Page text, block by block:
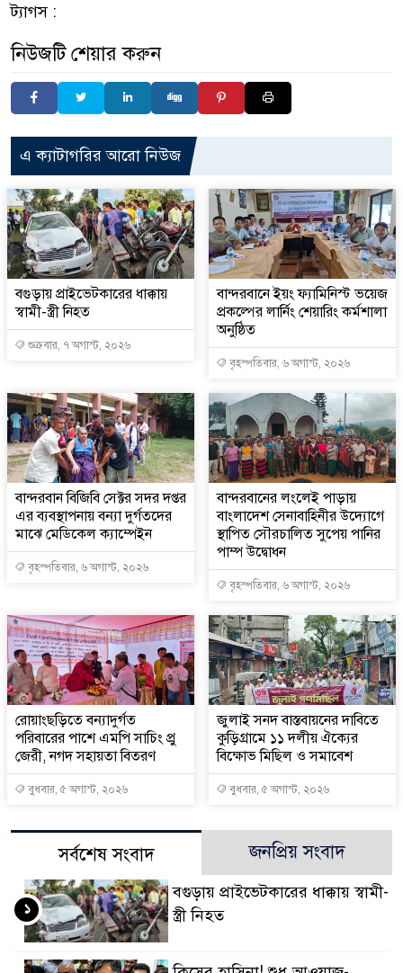
ট্যাগস :
নিউজটি শেয়ার করুন
এ ক্যাটাগরির আরো নিউজ
বগুড়ায় প্রাইভেটকারের ধাক্কায়
স্বামী-স্ত্রী নিহত
শুক্রবার, ৭ অগাস্ট, ২০২৬
বান্দরবানে ইয়ং ফ্যামিনিস্ট ভয়েজ
প্রকল্পের লার্নিং শেয়ারিং কর্মশালা
অনুষ্ঠিত
বৃহস্পতিবার, ৬ অগাস্ট, ২০২৬
বান্দরবান বিজিবি সেক্টর সদর দপ্তর
এর ব্যবস্থাপনায় বন্যা দুর্গতদের
মাঝে মেডিকেল ক্যাম্পেইন
বৃহস্পতিবার, ৬ অগাস্ট, ২০২৬
বান্দরবানের লংলেই পাড়ায়
বাংলাদেশ সেনাবাহিনীর উদ্যোগে
স্থাপিত সৌরচালিত সুপেয় পানির
পাম্প উদ্বোধন
বৃহস্পতিবার, ৬ অগাস্ট, ২০২৬
রোয়াংছড়িতে বন্যাদুর্গত
পরিবারের পাশে এমপি সাচিং প্রু
জেরী, নগদ সহায়তা বিতরণ
বুধবার, ৫ অগাস্ট, ২০২৬
জুলাই সনদ বাস্তবায়নের দাবিতে
কুড়িগ্রামে ১১ দলীয় ঐক্যের
বিক্ষোভ মিছিল ও সমাবেশ
বুধবার, ৫ অগাস্ট, ২০২৬
সর্বশেষ সংবাদ জনপ্রিয় সংবাদ
বগুড়ায় প্রাইভেটকারের ধাক্কায় স্বামী-
স্ত্রী নিহত
১